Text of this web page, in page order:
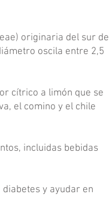
originaria del sur de
oscila entre 2,5
cítrico a limón que se
el comino y el chile
incluidas bebidas
y ayudar en